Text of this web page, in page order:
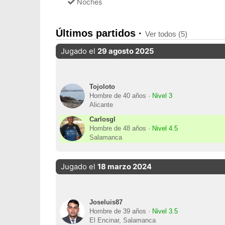
Últimos partidos · Ver todos (5)
Jugado el 29 agosto 2025
Tojoloto
Hombre de 40 años · Nivel 3
Alicante
Carlosgl
Hombre de 48 años · Nivel 4.5
Salamanca
Jugado el 18 marzo 2024
Joseluis87
Hombre de 39 años · Nivel 3.5
El Encinar, Salamanca